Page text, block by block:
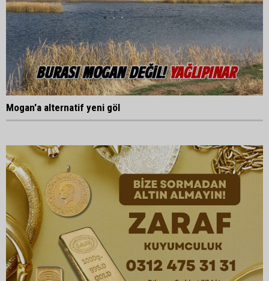
Mogan'a alternatif yeni göl